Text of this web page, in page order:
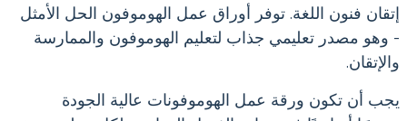
إتقان فنون اللغة. توفر أوراق عمل الهوموفون الحل الأمثل
- وهو مصدر تعليمي جذاب لتعليم الهوموفون والممارسة
والإتقان.
يجب أن تكون ورقة عمل الهوموفونات عالية الجودة